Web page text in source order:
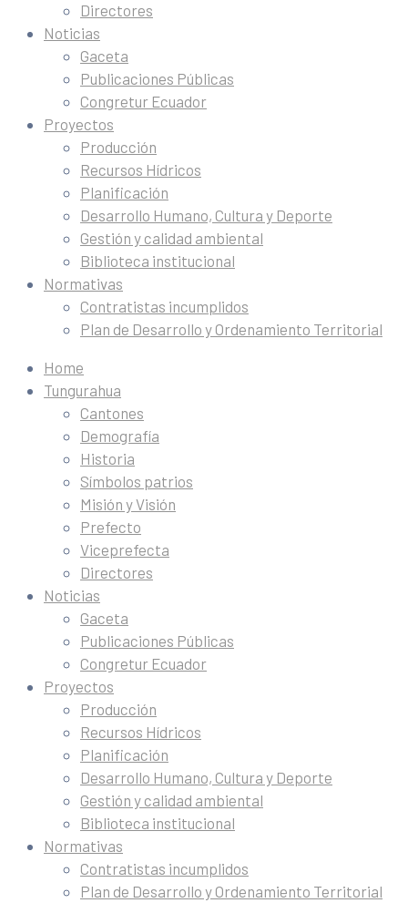
Directores
Noticias
Gaceta
Publicaciones Públicas
Congretur Ecuador
Proyectos
Producción
Recursos Hídricos
Planificación
Desarrollo Humano, Cultura y Deporte
Gestión y calidad ambiental
Biblioteca institucional
Normativas
Contratistas incumplidos
Plan de Desarrollo y Ordenamiento Territorial
Home
Tungurahua
Cantones
Demografía
Historia
Símbolos patrios
Misión y Visión
Prefecto
Viceprefecta
Directores
Noticias
Gaceta
Publicaciones Públicas
Congretur Ecuador
Proyectos
Producción
Recursos Hídricos
Planificación
Desarrollo Humano, Cultura y Deporte
Gestión y calidad ambiental
Biblioteca institucional
Normativas
Contratistas incumplidos
Plan de Desarrollo y Ordenamiento Territorial